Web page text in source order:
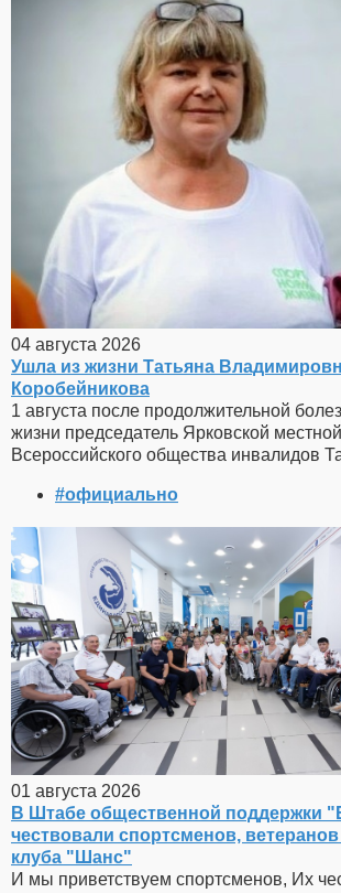
04 августа 2026
Ушла из жизни Татьяна
Коробейникова
1 августа после продолжительной
жизни председатель Ярковской
Всероссийского общества инвалидов
#официально
01 августа 2026
В Штабе общественной поддержки
чествовали спортсменов,
клуба "Шанс"
И мы приветствуем спортсменов, Их